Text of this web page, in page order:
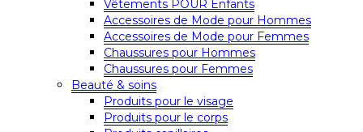
Vêtements POUR Enfants
Accessoires de Mode pour Hommes
Accessoires de Mode pour Femmes
Chaussures pour Hommes
Chaussures pour Femmes
Beauté & soins
Produits pour le visage
Produits pour le corps